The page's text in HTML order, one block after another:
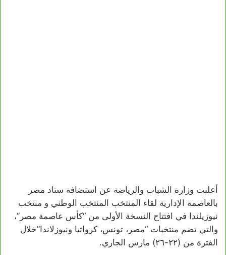
أعلنت وزارة الشباب والرياضة عن استضافة ستاد مصر
بالعاصمة الإدارية لقاء المنتخب المنتخب الوطني و منتخب
نيوزيلندا في افتتاح النسخة الأولى من “كأس عاصمة مصر”،
والتي تضم منتخبات “مصر، تونس، كرواتيا ونيوزلاندا”خلال
الفترة من (٢٢-٢٦) مارس الجاري.